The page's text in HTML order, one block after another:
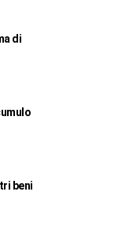
di
beni